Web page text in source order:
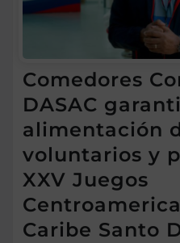
Comedores
DASAC
alimentación
voluntarios y
XXV Juegos
Caribe Santo